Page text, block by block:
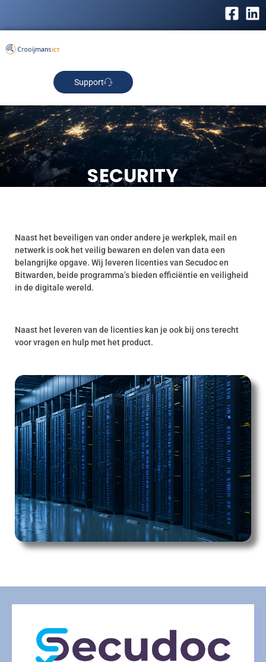
Support
SECURITY
Naast het beveiligen van onder andere je werkplek, mail en
netwerk is ook het veilig bewaren en delen van data een
belangrijke opgave. Wij leveren licenties van Secudoc en
Bitwarden, beide programma’s bieden efficiëntie en veiligheid
in de digitale wereld.
Naast het leveren van de licenties kan je ook bij ons terecht
voor vragen en hulp met het product.